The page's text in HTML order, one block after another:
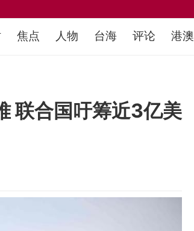
焦点 人物 台海 评论 港澳
联合国吁筹近3亿美